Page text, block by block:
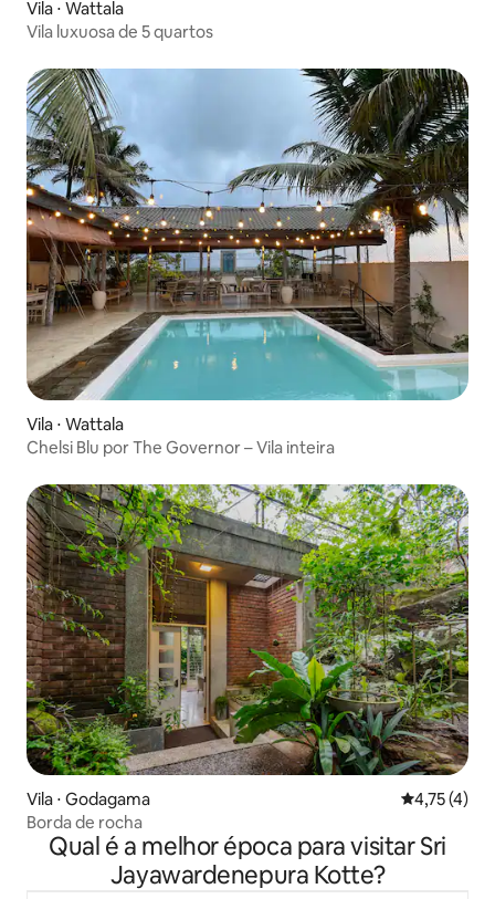
Vila ⋅ Wattala
Vila luxuosa de 5 quartos
Vila ⋅ Wattala
Chelsi Blu por The Governor – Vila inteira
Vila ⋅ Godagama 4,75 de
4,75 (4)
Borda de rocha
Qual é a melhor época para visitar Sri
Jayawardenepura Kotte?